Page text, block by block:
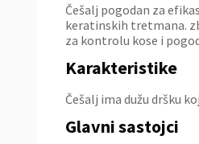
Češalj pogodan za
keratinskih tretmana.
za kontrolu kose i
Karakteristike
Češalj ima dužu dršku
Glavni sastojci